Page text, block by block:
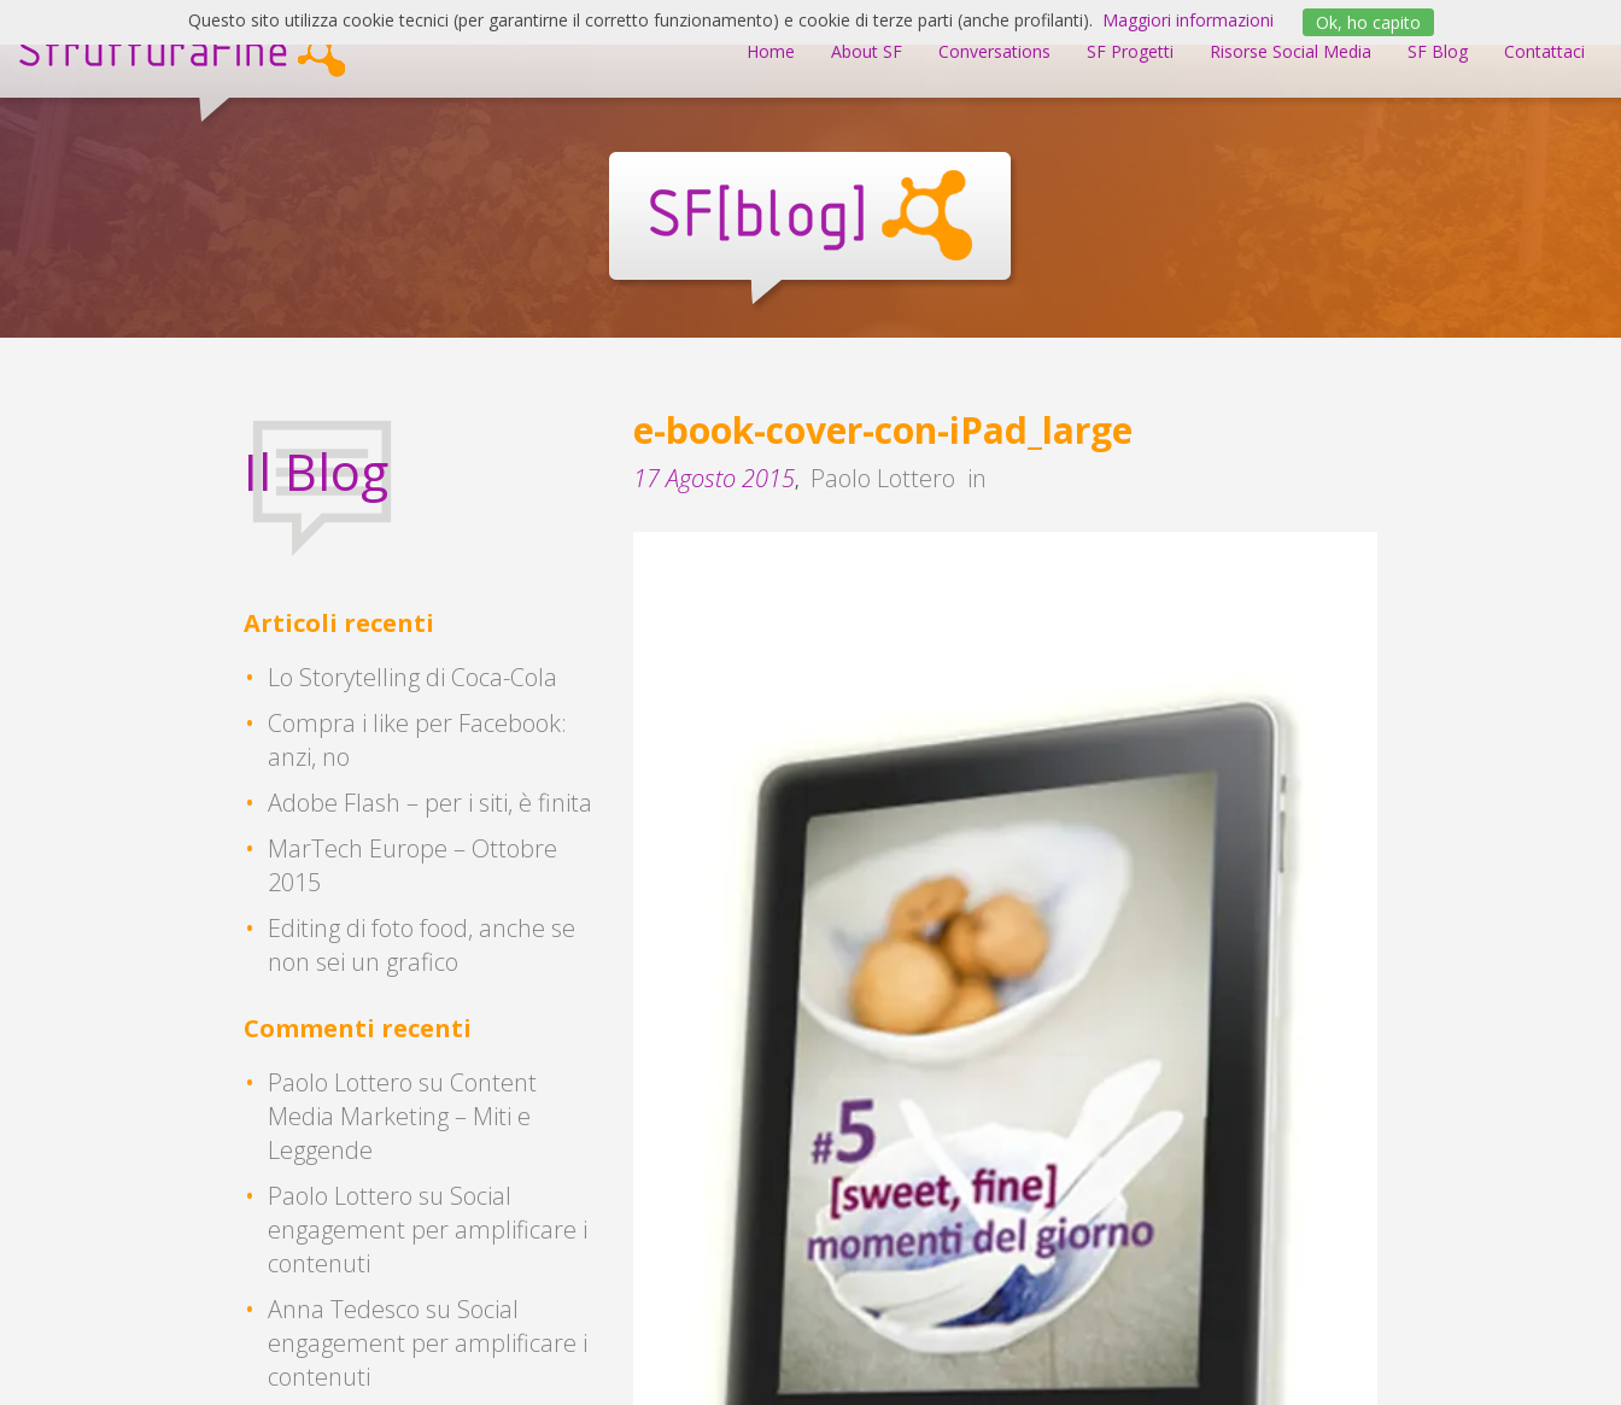
contenuto
Home About SF Conversations SF Progetti Risorse Social Media SF Blog Contattaci
Blog
e-book-cover-con-iPad_large
17 Agosto 2015, Paolo Lottero in
Il Blog
Articoli recenti
Lo Storytelling di Coca-Cola
Compra i like per Facebook:
anzi, no
Adobe Flash – per i siti, è finita
MarTech Europe – Ottobre
2015
Editing di foto food, anche se
non sei un grafico
Commenti recenti
Paolo Lottero su Content
Media Marketing – Miti e
Leggende
Paolo Lottero su Social
engagement per amplificare i
contenuti
Anna Tedesco su Social
engagement per amplificare i
contenuti
Questo sito utilizza cookie tecnici (per garantirne il corretto funzionamento) e cookie di terze parti (anche profilanti). Maggiori informazioni Ok, ho capito